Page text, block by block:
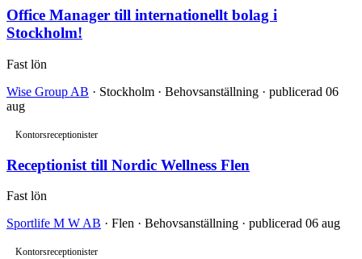
Office Manager till internationellt bolag i
Stockholm!
Fast lön
Wise Group AB · Stockholm · Behovsanställning · publicerad 06
aug
Kontorsreceptionister
Receptionist till Nordic Wellness Flen
Fast lön
Sportlife M W AB · Flen · Behovsanställning · publicerad 06 aug
Kontorsreceptionister